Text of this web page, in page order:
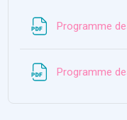
Programme
Programme